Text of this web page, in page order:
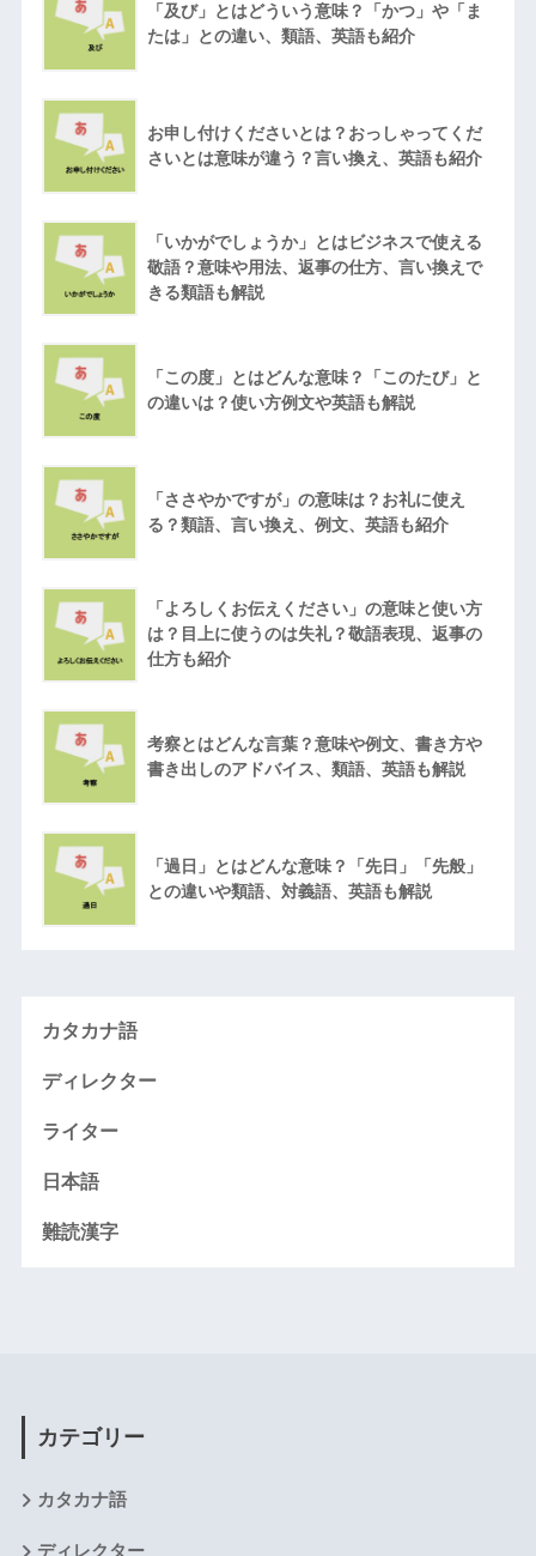
「及び」とはどういう意味？「かつ」や「ま
たは」との違い、類語、英語も紹介
お申し付けくださいとは？おっしゃってくだ
さいとは意味が違う？言い換え、英語も紹介
「いかがでしょうか」とはビジネスで使える
敬語？意味や用法、返事の仕方、言い換えで
きる類語も解説
「この度」とはどんな意味？「このたび」と
の違いは？使い方例文や英語も解説
「ささやかですが」の意味は？お礼に使え
る？類語、言い換え、例文、英語も紹介
「よろしくお伝えください」の意味と使い方
は？目上に使うのは失礼？敬語表現、返事の
仕方も紹介
考察とはどんな言葉？意味や例文、書き方や
書き出しのアドバイス、類語、英語も解説
「過日」とはどんな意味？「先日」「先般」
との違いや類語、対義語、英語も解説
カタカナ語
ディレクター
ライター
日本語
難読漢字
カテゴリー
カタカナ語
ディレクター